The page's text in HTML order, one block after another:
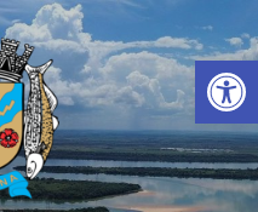
Barra de Ferramentas Aberta